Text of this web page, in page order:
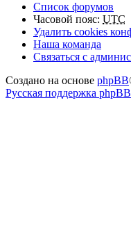
Список форумов
Часовой пояс: UTC
Удалить cookies
Наша команда
Связаться с
Создано на основе phpBB
Русская поддержка phpBB